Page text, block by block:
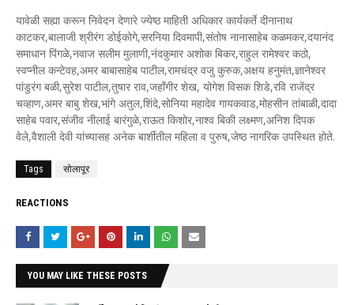
यावेळी सह्या करून निवेदन देणारे ज्येष्ठ माहिती अधिकार कार्यकर्ते दीनानाथ
काटकर,बालाजी श्रीरंग डोईकोगे,सरनिया दिवमापी,संतोष नानासाहेब कळमकर,दयानंद
समाधान पिंगळे,नवाज सलीम मुलाणी,नंदकुमार अशोक बिकर,राहुल रामेश्वर कठो,
स्वप्नील कन्टेवह,अमर बाबासाहेब पाटील,रामचंद्र वजु कुरुक,अक्षय हनुमंत,ज्ञानेश्वर
पांडुरंग बळी,सुरेश पाटील,तुषार राव,जहाँगीर शेख, योगेश विसक शिडे,रवि राजेंद्र
चव्हाण,अमर बाबु शेख,भांगे अतुल,शिंदे,सोनिया महादेव गायकवाड,मोहसीन तांबाळी,दादा
साहेब पवार,संजीव नीलाई बारंगुळे,राऊत किशोर,नाश्व बिकी लक्ष्मण,अनिश दिपक
वेले,वैशाली देवी यांच्यासह अनेक बार्शीतील महिला व पुरुष,जेष्ठ नागरिक उपस्थित होते.
Tags सोलापूर
REACTIONS
YOU MAY LIKE THESE POSTS